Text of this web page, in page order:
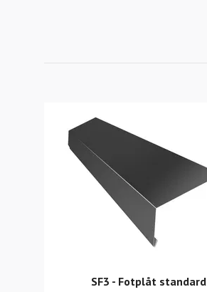
SF3 - Fotplåt standard